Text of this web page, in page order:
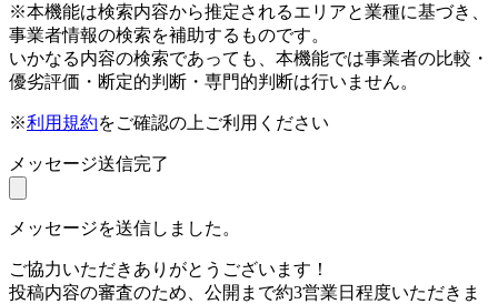
※本機能は検索内容から推定されるエリアと業種に基づき、
事業者情報の検索を補助するものです。
いかなる内容の検索であっても、本機能では事業者の比較・
優劣評価・断定的判断・専門的判断は行いません。
※利用規約をご確認の上ご利用ください
メッセージ送信完了
メッセージを送信しました。
ご協力いただきありがとうございます！
投稿内容の審査のため、公開まで約3営業日程度いただきま